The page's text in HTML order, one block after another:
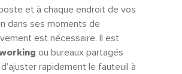
et à chaque endroit de vos
dans ses moments de
est nécessaire. Il est
ou bureaux partagés
rapidement le fauteuil à